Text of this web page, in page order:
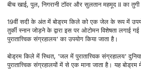
बीच खाई, पुल, निगरानी टॉवर और सुलतान महमूद II का
19वीं सदी के अंत में बोड्रम किले को एक जेल के रूप में
तुर्की स्नान जोड़ने के द्वारा इस पर ओटोमन विशेषता
पुरातात्त्विक संग्रहालय' का उपयोग किया जाता है।
बोड्रम किले में स्थित, 'जल में पुरातात्त्विक संग्रहालय'
पुरातात्त्विक संग्रहालयों में से एक माना जाता है। यह